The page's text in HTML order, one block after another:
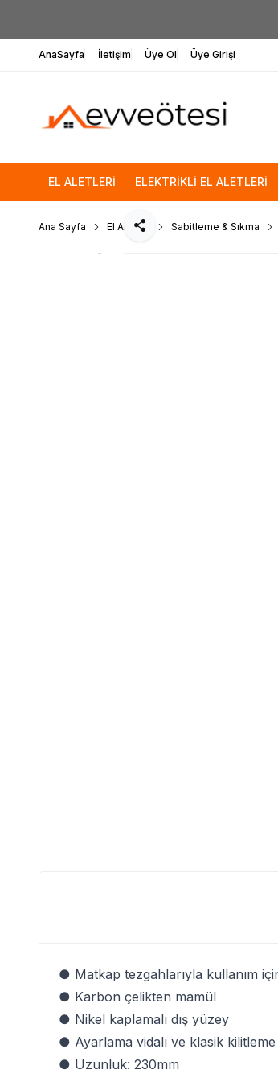
AnaSayfa İletişim Üye Ol Üye Girişi
EL ALETLERİ ELEKTRİKLİ EL ALETLERİ
Ana Sayfa El Aletleri Sabitleme & Sıkma
Paylaş
● Matkap tezgahlarıyla kullanım
● Karbon çelikten mamül
● Nikel kaplamalı dış yüzey
● Ayarlama vidalı ve klasik kilitleme
● Uzunluk: 230mm